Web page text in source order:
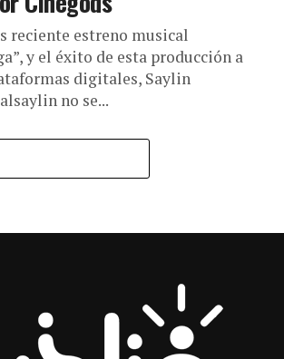
reciente estreno musical
y el éxito de esta producción a
digitales, Saylin
no se...